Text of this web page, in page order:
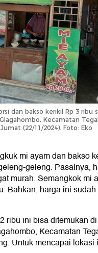
dan bakso kerikil Rp 3 ribu
Kecamatan
(22/11/2024). Foto: Eko
mi ayam dan bakso
geleng. Pasalnya,
murah. Semangkok mi
Bahkan, harga ini
ribu ini bisa ditemukan
Kecamatan
Untuk mencapai lokasi